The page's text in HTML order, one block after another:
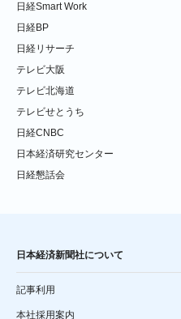
日経Smart Work
日経BP
日経リサーチ
テレビ大阪
テレビ北海道
テレビせとうち
日経CNBC
日本経済研究センター
日経懇話会
日本経済新聞社について
記事利用
本社採用案内